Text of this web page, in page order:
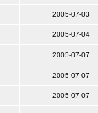
2005-07-03
2005-07-04
2005-07-07
2005-07-07
2005-07-07